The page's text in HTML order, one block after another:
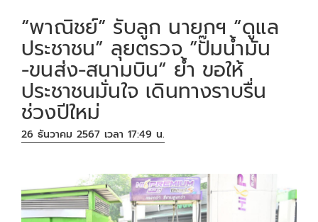
“พาณิชย์” รับลูก นายกฯ “ดูแล
ประชาชน” ลุยตรวจ ”ปั๊มน้ำมัน
-ขนส่ง-สนามบิน“ ย้ำ ขอให้
ประชาชนมั่นใจ เดินทางราบรื่น
ช่วงปีใหม่
26 ธันวาคม 2567 เวลา 17:49 น.